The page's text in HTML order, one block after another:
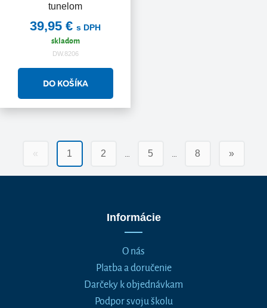
tunelom
39,95 € s DPH
skladom
DW.8206
« 1 2 … 5 … 8 »
Informácie
O nás
Platba a doručenie
Darčeky k objednávkam
Podpor svoju školu